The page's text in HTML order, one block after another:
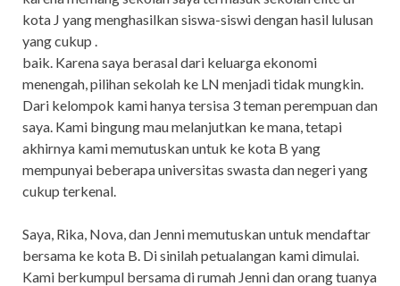
kota J yang menghasilkan siswa-siswi dengan hasil lulusan
yang cukup .
baik. Karena saya berasal dari keluarga ekonomi
menengah, pilihan sekolah ke LN menjadi tidak mungkin.
Dari kelompok kami hanya tersisa 3 teman perempuan dan
saya. Kami bingung mau melanjutkan ke mana, tetapi
akhirnya kami memutuskan untuk ke kota B yang
mempunyai beberapa universitas swasta dan negeri yang
cukup terkenal.
Saya, Rika, Nova, dan Jenni memutuskan untuk mendaftar
bersama ke kota B. Di sinilah petualangan kami dimulai.
Kami berkumpul bersama di rumah Jenni dan orang tuanya